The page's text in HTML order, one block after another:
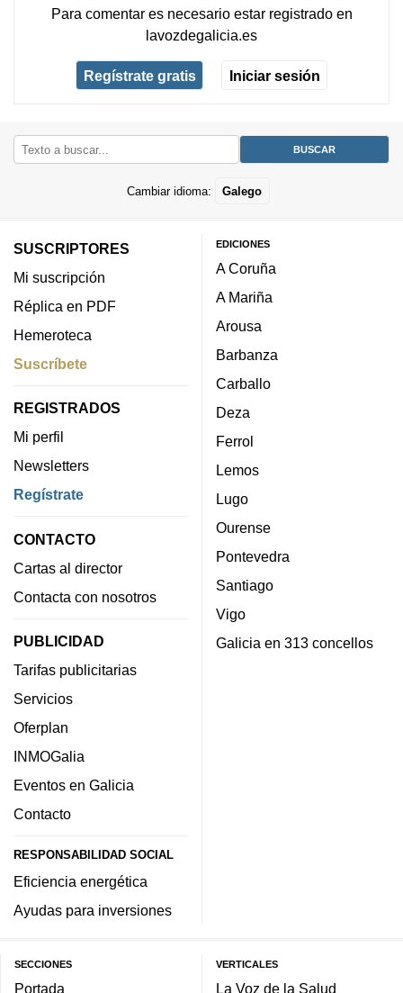
Para comentar es necesario estar registradoen
lavozdegalicia.es
Regístrate gratis Iniciar sesión
Cambiar idioma: Galego
SUSCRIPTORES
Mi suscripción
Réplica en PDF
Hemeroteca
Suscríbete
REGISTRADOS
Mi perfil
Newsletters
Regístrate
CONTACTO
Cartas al director
Contacta con nosotros
PUBLICIDAD
Tarifas publicitarias
Servicios
Oferplan
INMOGalia
Eventos en Galicia
Contacto
RESPONSABILIDAD SOCIAL
Eficiencia energética
Ayudas para inversiones
EDICIONES
A Coruña
A Mariña
Arousa
Barbanza
Carballo
Deza
Ferrol
Lemos
Lugo
Ourense
Pontevedra
Santiago
Vigo
Galicia en 313 concellos
SECCIONES
Portada
VERTICALES
La Voz de la Salud